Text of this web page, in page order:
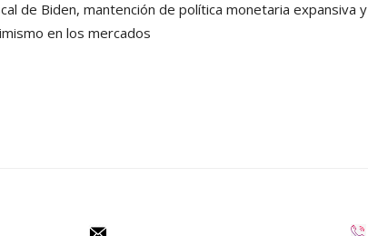
de Biden, mantención de política monetaria expansiva y
en los mercados